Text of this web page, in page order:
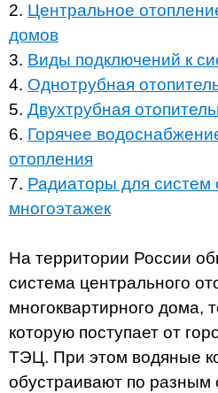
2. Центральное
домов
3. Виды подключений к
4. Однотрубная
5. Двухтрубная
6. Горячее
отопления
7. Радиаторы для систем
многоэтажек
На территории России
система центрального
многоквартирного дома,
которую поступает от
ТЭЦ. При этом водяные
обустраивают по разным